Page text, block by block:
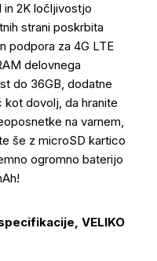
2K ločljivostjo
strani poskrbita
podpora za 4G LTE
delovnega
do 36GB, dodatne
kot dovolj, da hranite
na varnem,
še z microSD kartico
ogromno baterijo
VELIKO